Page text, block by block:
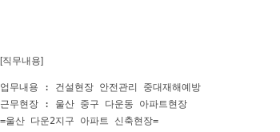
[직무내용]
업무내용 : 건설현장 안전관리 중대재해예방
근무현장 : 울산 중구 다운동 아파트현장
=울산 다운2지구 아파트 신축현장=